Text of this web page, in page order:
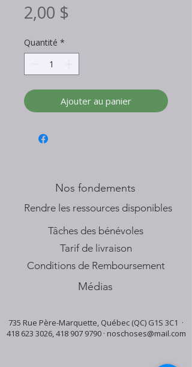
2,00 $
Quantité *
Ajouter au panier
Nos fondements
​Rendre les ressources disponibles
Tâches des bénévoles
Tarif de livraison
Conditions de Remboursement
Médias
735 Rue Père-Marquette, Québec (QC) G1S 3C1 ·
418 623 3026,418 907 9790· noschoses@mail.com